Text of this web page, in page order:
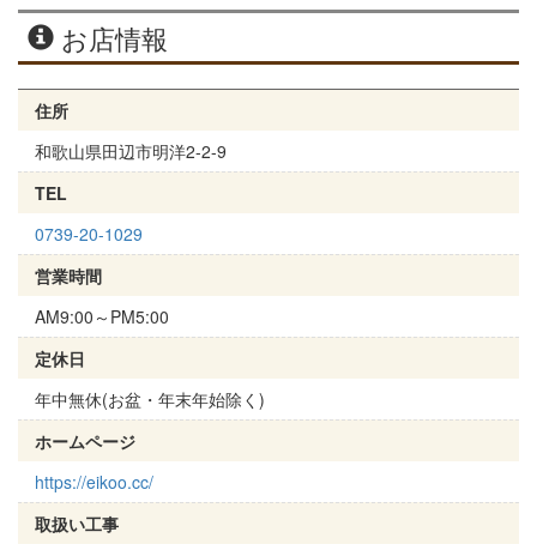
お店情報
住所
和歌山県田辺市明洋2-2-9
TEL
0739-20-1029
営業時間
AM9:00～PM5:00
定休日
年中無休(お盆・年末年始除く)
ホームページ
https://eikoo.cc/
取扱い工事